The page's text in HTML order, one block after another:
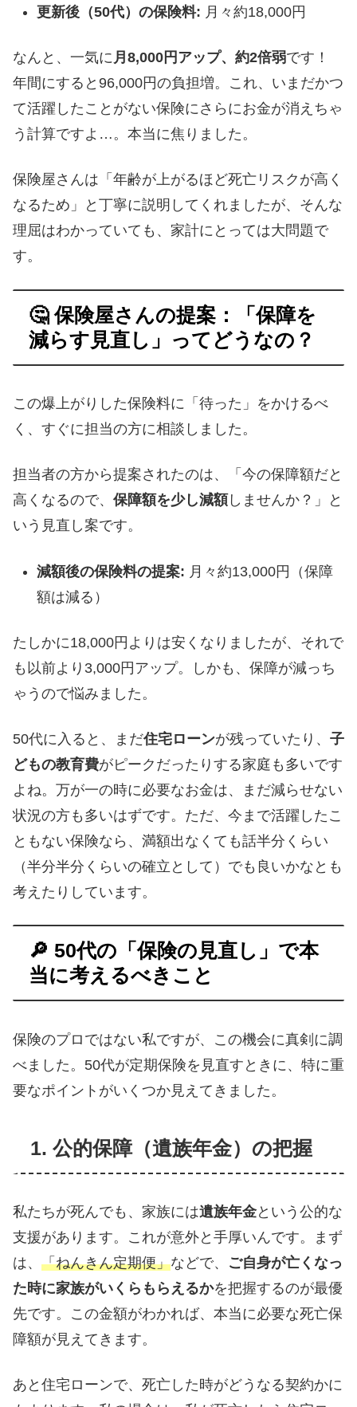
更新後（50代）の保険料: 月々約18,000円
なんと、一気に月8,000円アップ、約2倍弱です！
年間にすると96,000円の負担増。これ、いまだかつ
て活躍したことがない保険にさらにお金が消えちゃ
う計算ですよ…。本当に焦りました。
保険屋さんは「年齢が上がるほど死亡リスクが高く
なるため」と丁寧に説明してくれましたが、そんな
理屈はわかっていても、家計にとっては大問題で
す。
🤔 保険屋さんの提案：「保障を
減らす見直し」ってどうなの？
この爆上がりした保険料に「待った」をかけるべ
く、すぐに担当の方に相談しました。
担当者の方から提案されたのは、「今の保障額だと
高くなるので、 保障額を少し減額 しませんか？」と
いう見直し案です。
減額後の保険料の提案: 月々約13,000円（保障
額は減る）
たしかに18,000円よりは安くなりましたが、それで
も以前より3,000円アップ。しかも、保障が減っち
ゃうので悩みました。
50代に入ると、まだ住宅ローンが残っていたり、 子
どもの教育費がピークだったりする家庭も多いです
よね。万が一の時に必要なお金は、まだ減らせない
状況の方も多いはずです。ただ、今まで活躍したこ
ともない保険なら、満額出なくても話半分くらい
（半分半分くらいの確立として）でも良いかなとも
考えたりしています。
🔎 50代の「保険の見直し」で本
当に考えるべきこと
保険のプロではない私ですが、この機会に真剣に調
べました。50代が定期保険を見直すときに、特に重
要なポイントがいくつか見えてきました。
1. 公的保障（遺族年金）の把握
私たちが死んでも、家族には遺族年金という公的な
支援があります。これが意外と手厚いんです。まず
は、 「ねんきん定期便」などで、 ご自身が亡くなっ
た時に家族がいくらもらえるかを把握するのが最優
先です。この金額がわかれば、本当に必要な死亡保
障額が見えてきます。
あと住宅ローンで、死亡した時がどうなる契約かに